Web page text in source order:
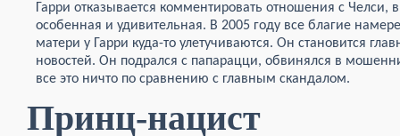
Гарри отказывается комментировать отношения с Челси,
особенная и удивительная. В 2005 году все благие
матери у Гарри куда-то улетучиваются. Он становится
новостей. Он подрался с папарацци, обвинялся в
все это ничто по сравнению с главным скандалом.
Принц-нацист